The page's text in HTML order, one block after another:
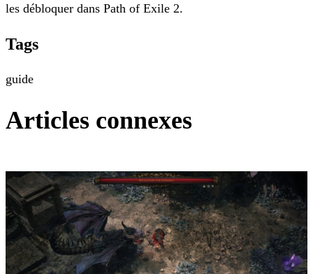
les débloquer dans Path of Exile 2.
Tags
guide
Articles connexes